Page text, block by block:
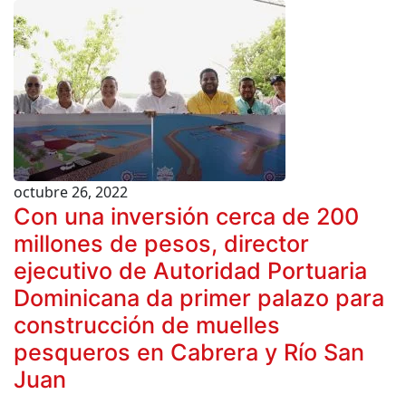
octubre 26, 2022
Con una inversión cerca de 200
millones de pesos, director
ejecutivo de Autoridad Portuaria
Dominicana da primer palazo para
construcción de muelles
pesqueros en Cabrera y Río San
Juan